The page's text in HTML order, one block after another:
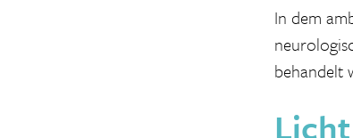
In dem
behandelt